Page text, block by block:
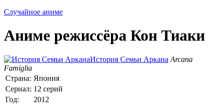
Случайное аниме
Аниме режиссёра Кон Тиаки
История Семьи Аркана Arcana
Famiglia
Страна: Япония
Сериал: 12 серий
Год:
2012